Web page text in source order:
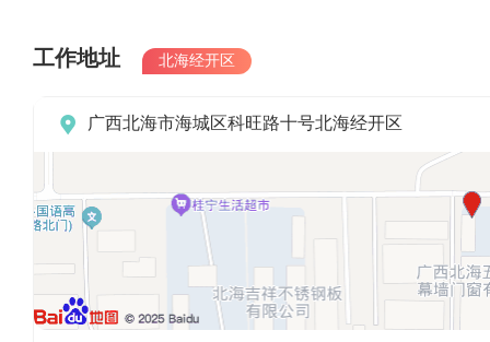
工作地址 北海经开区
 广西北海市海城区科旺路十号北海经开区